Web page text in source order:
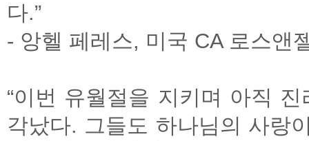
다.”
- 앙헬 페레스, 미국 CA 로스앤
“이번 유월절을 지키며 아직
각났다. 그들도 하나님의 사랑